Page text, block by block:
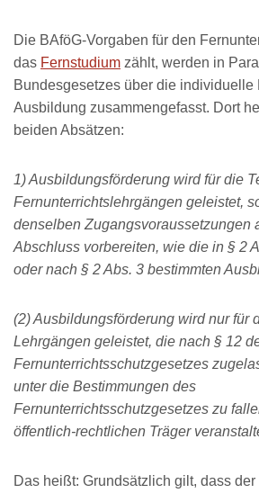
Die BAföG-Vorgaben für den
das Fernstudium zählt, werden in
Bundesgesetzes über die individuelle
Ausbildung zusammengefasst. Dort
beiden Absätzen:
1) Ausbildungsförderung wird für die
Fernunterrichtslehrgängen geleistet,
denselben Zugangsvoraussetzungen
Abschluss vorbereiten, wie die in § 2
oder nach § 2 Abs. 3 bestimmten
(2) Ausbildungsförderung wird nur für
Lehrgängen geleistet, die nach § 12
Fernunterrichtsschutzgesetzes
unter die Bestimmungen des
Fernunterrichtsschutzgesetzes zu
öffentlich-rechtlichen Träger
Das heißt: Grundsätzlich gilt, dass